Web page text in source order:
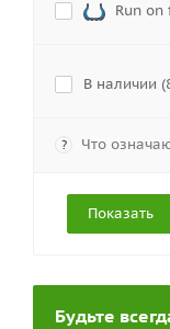
Run on
В наличии (
? Что
Будьте